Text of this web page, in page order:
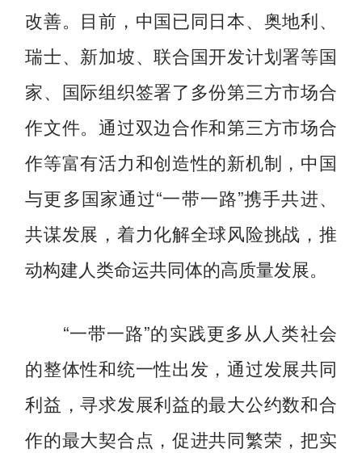
改善。目前，中国已同日本、奥地利、
瑞士、新加坡、联合国开发计划署等国
家、国际组织签署了多份第三方市场合
作文件。通过双边合作和第三方市场合
作等富有活力和创造性的新机制，中国
与更多国家通过“一带一路”携手共进、
共谋发展，着力化解全球风险挑战，推
动构建人类命运共同体的高质量发展。
“一带一路”的实践更多从人类社会
的整体性和统一性出发，通过发展共同
利益，寻求发展利益的最大公约数和合
作的最大契合点，促进共同繁荣，把实